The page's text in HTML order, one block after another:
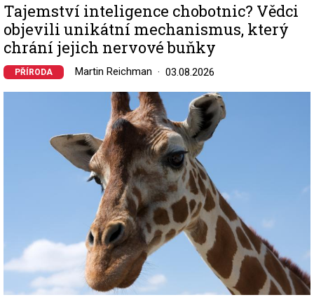
Tajemství inteligence chobotnic? Vědci
objevili unikátní mechanismus, který
chrání jejich nervové buňky
PŘÍRODA Martin Reichman 03.08.2026